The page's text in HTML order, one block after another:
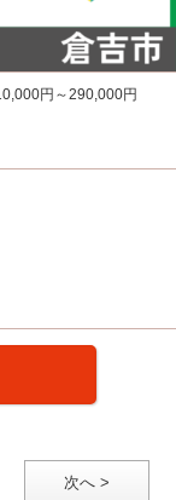
円～290,000円
次へ >